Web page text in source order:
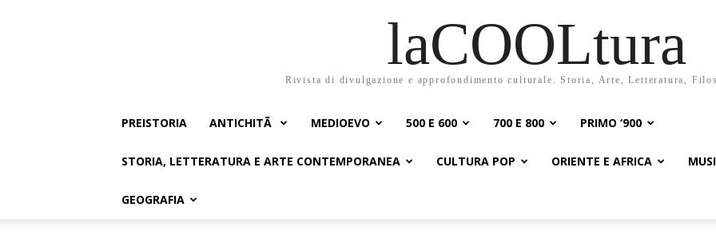
laCOOLtura
Rivista di divulgazione e approfondimento culturale. Storia, Arte, Letteratura,
PREISTORIA ANTICHITÃ MEDIOEVO 500 E 600 700 E 800 PRIMO ‘900
STORIA, LETTERATURA E ARTE CONTEMPORANEA CULTURA POP ORIENTE E AFRICA
GEOGRAFIA